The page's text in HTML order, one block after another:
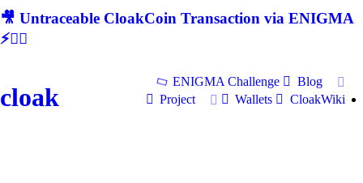
🎥 Untraceable CloakCoin Transaction via ENIGMA
⚡🕵‍♂
cloak
ENIGMA Challenge
Blog
Project
Wallets CloakWiki